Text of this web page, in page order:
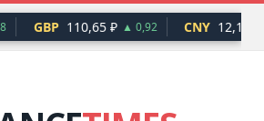
GBP 110,65 ₽ ▲ 0,92 CNY 12,17 ₽